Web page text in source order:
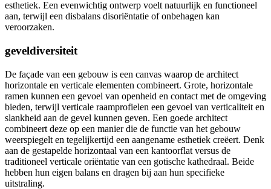
esthetiek. Een evenwichtig ontwerp voelt natuurlijk en functioneel
aan, terwijl een disbalans disoriëntatie of onbehagen kan
veroorzaken.
geveldiversiteit
De façade van een gebouw is een canvas waarop de architect
horizontale en verticale elementen combineert. Grote, horizontale
ramen kunnen een gevoel van openheid en contact met de omgeving
bieden, terwijl verticale raamprofielen een gevoel van verticaliteit en
slankheid aan de gevel kunnen geven. Een goede architect
combineert deze op een manier die de functie van het gebouw
weerspiegelt en tegelijkertijd een aangename esthetiek creëert. Denk
aan de gestapelde horizontaal van een kantoorflat versus de
traditioneel verticale oriëntatie van een gotische kathedraal. Beide
hebben hun eigen balans en dragen bij aan hun specifieke
uitstraling.